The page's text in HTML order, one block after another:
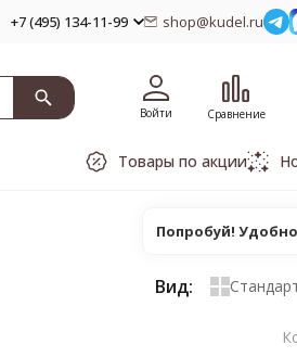
+7 (495) 134-11-99 shop@kudel.ru
Войти Сравнение
Товары по акции
Вид:
Попробуй!